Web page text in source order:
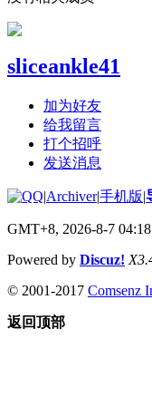
sliceankle41
加为好友
给我留言
打个招呼
发送消息
|Archiver|手机版|
GMT+8, 2026-8-7 04:18
Powered by Discuz!
© 2001-2017 Comsenz
返回顶部